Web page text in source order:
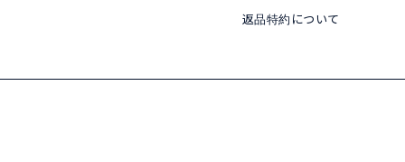
返品特約について